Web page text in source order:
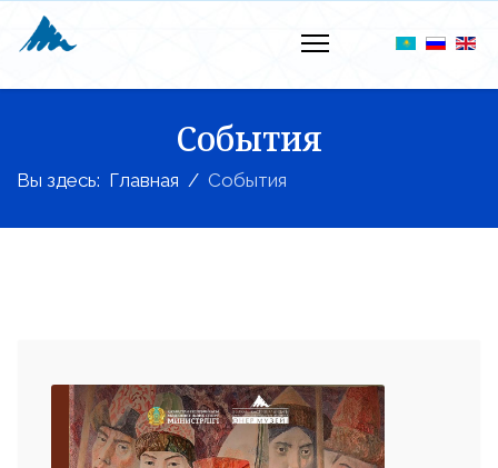
События
Вы здесь: Главная События